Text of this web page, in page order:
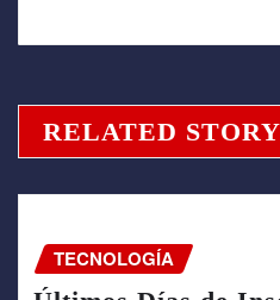
RELATED STORY
TECNOLOGÍA